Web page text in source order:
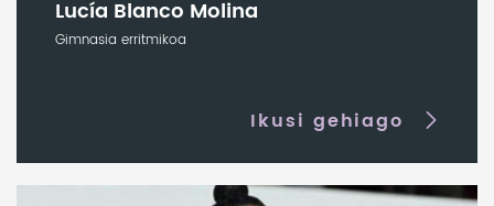
Lucía Blanco Molina
Gimnasia erritmikoa
Ikusi gehiago